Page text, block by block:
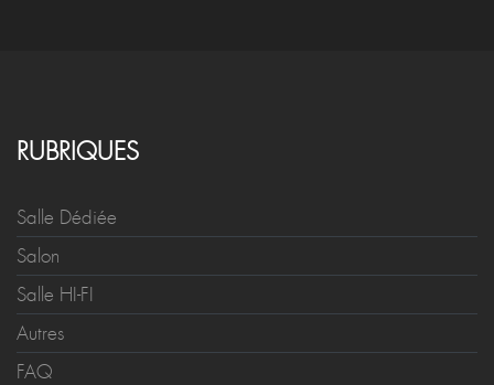
RUBRIQUES
Salle Dédiée
Salon
Salle HI-FI
Autres
FAQ